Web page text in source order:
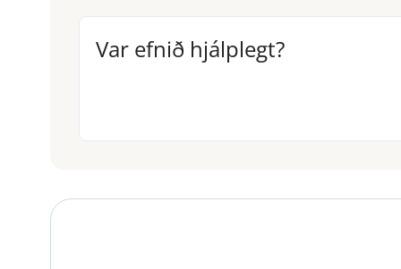
Var efnið hjálplegt?
Var efnið hjálplegt?